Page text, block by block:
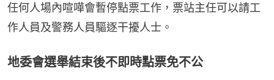
任何人場內喧嘩會暫停點票工作，票站主任可以請工
作人員及警務人員驅逐干擾人士。
地委會選舉結束後不即時點票免不公